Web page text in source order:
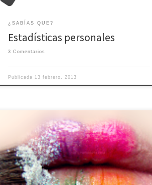
¿SABÍAS QUE?
Estadísticas personales
3 Comentarios
Publicada 13 febrero, 2013
Sorteo de un cuadro personalizado con la fotografía
que más te guste, ¿A que esperas para participar?